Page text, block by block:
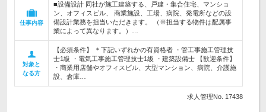
仕事内容
■設備設計 同社が施工建築する、戸建・集合住宅、マンショ
ン、オフィスビル、 商業施設、工場、病院、発電所などの設
備設計業務を担当いただきます。 （※担当する物件は配属事
業によって異なります。）…
対象と
なる方
【必須条件】 ＊下記いずれかの有資格者 ・管工事施工管理技
士1級 ・電気工事施工管理技士1級 ・建築設備士 【歓迎条件】
・商業用店舗やオフィスビル、大型マンション、病院、介護施
設、倉庫…
求人管理No. 17438